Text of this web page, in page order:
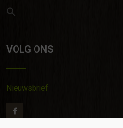
VOLG ONS
Nieuwsbrief